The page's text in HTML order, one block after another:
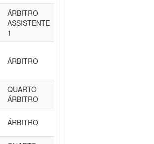
ÁRBITRO
ASSISTENTE
1
ÁRBITRO
QUARTO
ÁRBITRO
ÁRBITRO